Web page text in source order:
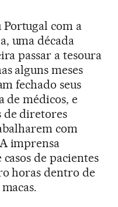
com a
uma década
passar a tesoura
alguns meses
fechado seus
de médicos, e
de diretores
com
imprensa
de pacientes
horas dentro de